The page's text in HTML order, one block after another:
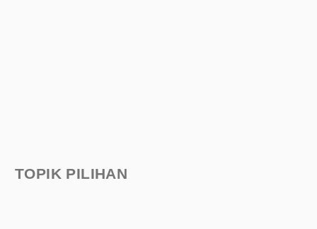
TOPIK PILIHAN